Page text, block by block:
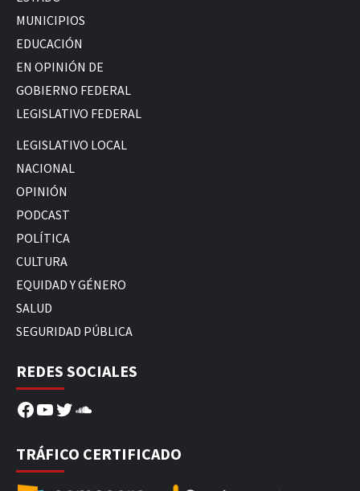
MUNICIPIOS
EDUCACIÓN
EN OPINIÓN DE
GOBIERNO FEDERAL
LEGISLATIVO FEDERAL
LEGISLATIVO LOCAL
NACIONAL
OPINIÓN
PODCAST
POLÍTICA
CULTURA
EQUIDAD Y GÉNERO
SALUD
SEGURIDAD PÚBLICA
REDES SOCIALES
Facebook
YouTube
Twitter
SoundCloud
TRÁFICO CERTIFICADO